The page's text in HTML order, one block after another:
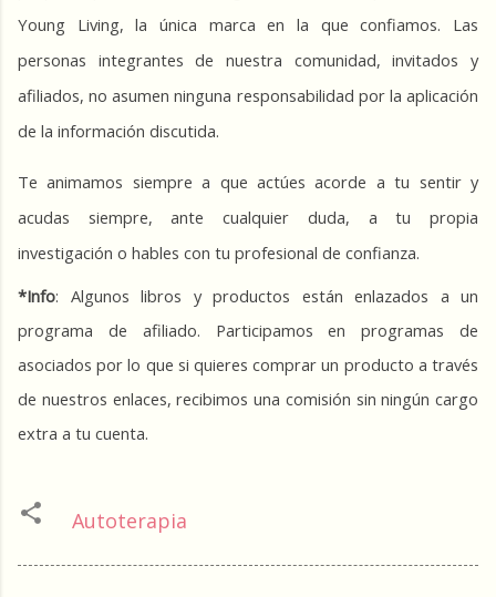
Young Living, la única marca en la que confiamos. Las
personas integrantes de nuestra comunidad, invitados y
afiliados, no asumen ninguna responsabilidad por la aplicación
de la información discutida.
Te animamos siempre a que actúes acorde a tu sentir y
acudas siempre, ante cualquier duda, a tu propia
investigación o hables con tu profesional de confianza.
*Info: Algunos libros y productos están enlazados a un
programa de afiliado. Participamos en programas de
asociados por lo que si quieres comprar un producto a través
de nuestros enlaces, recibimos una comisión sin ningún cargo
extra a tu cuenta.
Autoterapia